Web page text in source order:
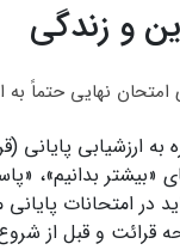
و زندگی
امتحان نهایی حتماً
بدانیم»،
در امتحانات پایانی
قرائت و قبل از